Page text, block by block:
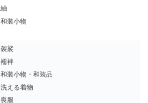
紬
和装小物
袈裟
襦袢
和装小物・和装品
洗える着物
喪服